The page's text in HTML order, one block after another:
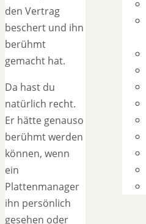
den Vertrag
beschert und ihn
berühmt
gemacht hat.
Da hast du
natürlich recht.
Er hätte genauso
berühmt werden
können, wenn
ein
Plattenmanager
ihn persönlich
gesehen oder